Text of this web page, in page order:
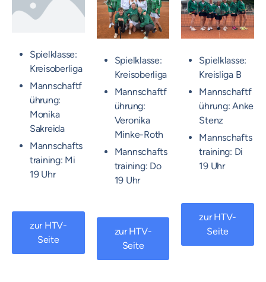
Spielklasse:
Kreisoberliga
Mannschaftf
ührung:
Monika
Sakreida
Mannschafts
training: Mi
19 Uhr
zur HTV-
Seite
Spielklasse:
Kreisoberliga
Mannschaftf
ührung:
Veronika
Minke-Roth
Mannschafts
training: Do
19 Uhr
zur HTV-
Seite
Spielklasse:
Kreisliga B
Mannschaftf
ührung: Anke
Stenz
Mannschafts
training: Di
19 Uhr
zur HTV-
Seite